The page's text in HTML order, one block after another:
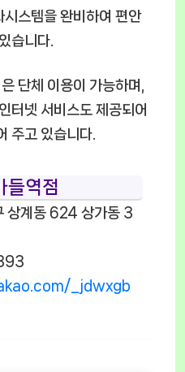
스템을 완비하여 편안
습니다.
단체 이용이 가능하며,
터넷 서비스도 제공되어
주고 있습니다.
들역점
상계동 624 상가동 3
_jdwxgb